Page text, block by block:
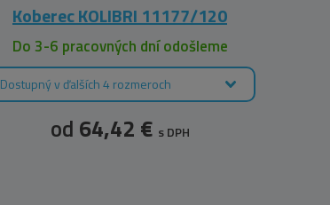
Koberec KOLIBRI 11177/120
Do 3-6 pracovných dní odošleme
Dostupný v ďalších 4 rozmeroch
od 64,42 € s DPH